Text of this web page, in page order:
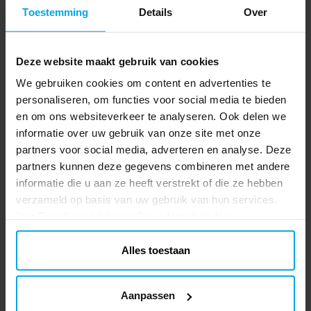
Toestemming Details Over
Deze website maakt gebruik van cookies
We gebruiken cookies om content en advertenties te
personaliseren, om functies voor social media te bieden
en om ons websiteverkeer te analyseren. Ook delen we
informatie over uw gebruik van onze site met onze
partners voor social media, adverteren en analyse. Deze
partners kunnen deze gegevens combineren met andere
informatie die u aan ze heeft verstrekt of die ze hebben
verzameld op basis van uw gebruik van hun services.
Alles toestaan
Aanpassen
versieren. Het is ook een uitstekend
verzameling.
TOEVOEGEN
Mickey Mouse - Etui 3D
Etui met twee vakken en 3D-afbeeldingen
en fijne details van Mickey Mouse. Het
etui is 22 x 9,5 x 8 cm groot. Materiaal:
85% polyester en 15% EVA (schuimstof).
Dit is een officieel gelicentieerd product.
Prijs:€ 8,90
€ 8,90
TOEVOEGEN
Anderen kochten ook